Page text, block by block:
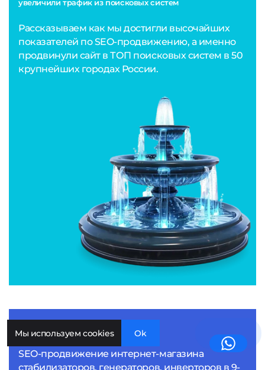
увеличили трафик из поисковых систем
Рассказываем как мы достигли высочайших
показателей по SEO-продвижению, а именно
продвинули сайт в ТОП поисковых систем в 50
крупнейших городах России.
Amper-shop
SEO-продвижение интернет-магазина
стабилизаторов, генераторов, инверторов в 9-
Мы используем cookies Ok